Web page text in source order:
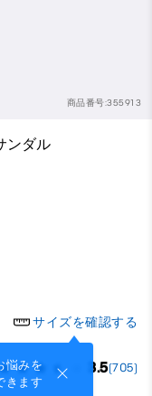
商品番号:355913
ンダル
サイズを確認する
悩みを
きます
3.5(705)